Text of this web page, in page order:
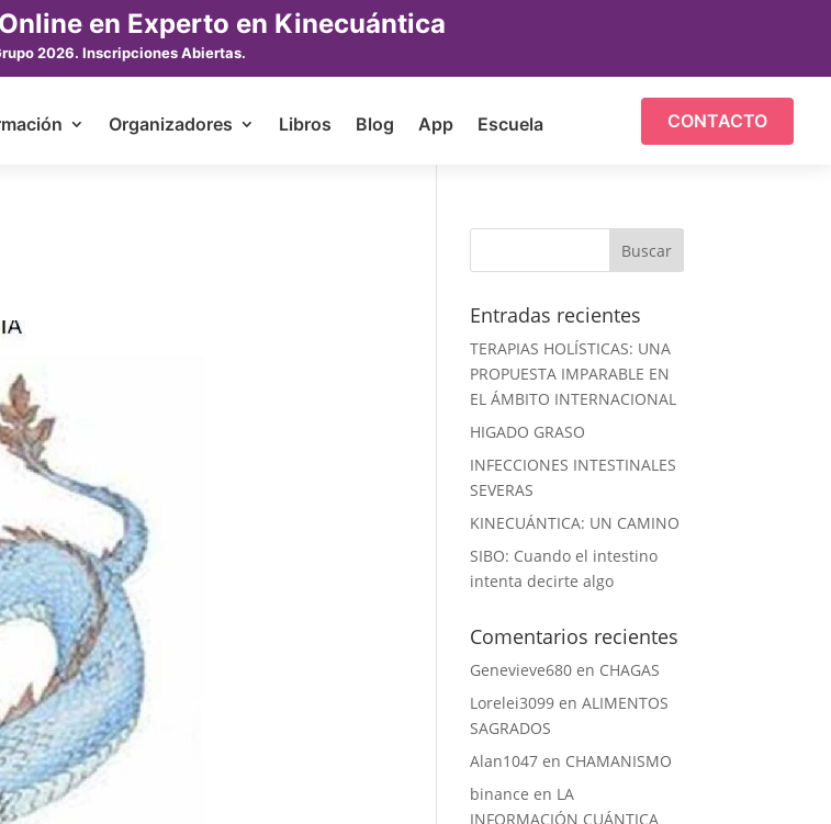
en Experto en Kinecuántica
2026. Inscripciones Abiertas.
Organizadores Libros Blog App Escuela CONTACTO
Entradas recientes
TERAPIAS HOLÍSTICAS: UNA
PROPUESTA IMPARABLE EN
EL ÁMBITO INTERNACIONAL
HIGADO GRASO
INFECCIONES INTESTINALES
SEVERAS
KINECUÁNTICA: UN CAMINO
SIBO: Cuando el intestino
intenta decirte algo
Comentarios recientes
Genevieve680 en CHAGAS
Lorelei3099 enALIMENTOS
SAGRADOS
Alan1047 en CHAMANISMO
binance en LA
INFORMACIÓN CUÁNTICA